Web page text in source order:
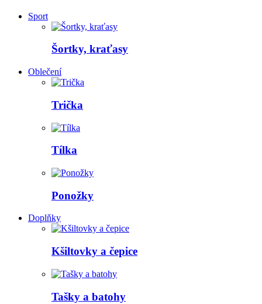
Sport
Šortky, kraťasy
Oblečení
Trička
Tílka
Ponožky
Doplňky
Kšiltovky a čepice
Tašky a batohy